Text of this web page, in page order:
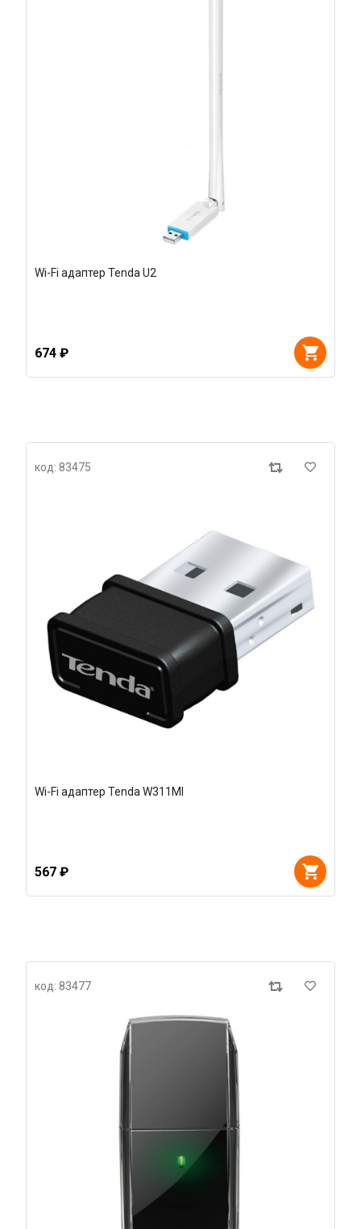
Wi-Fi адаптер Tenda U2
674 ₽
код: 83475
Wi-Fi адаптер Tenda W311MI
567 ₽
код: 83477